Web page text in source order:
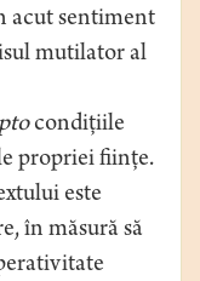
acut sentiment
mutilator al
condițiile
propriei ființe.
este
în măsură să